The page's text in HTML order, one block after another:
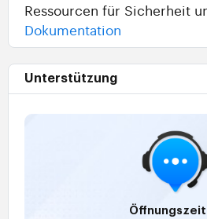
Ressourcen für Sicherheit
Dokumentation
Unterstützung